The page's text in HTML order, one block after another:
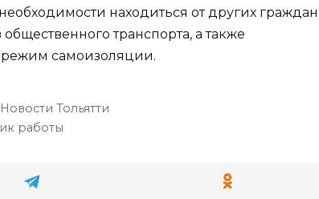
находиться от других граждан
транспорта, а также
самоизоляции.
Новости Тольятти
работы